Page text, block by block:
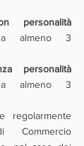
personalità
almeno 3
personalità
almeno 3
regolarmente